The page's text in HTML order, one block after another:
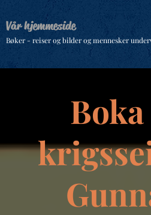
Vår hjemmeside
Bøker - reiser og bilder og mennesker